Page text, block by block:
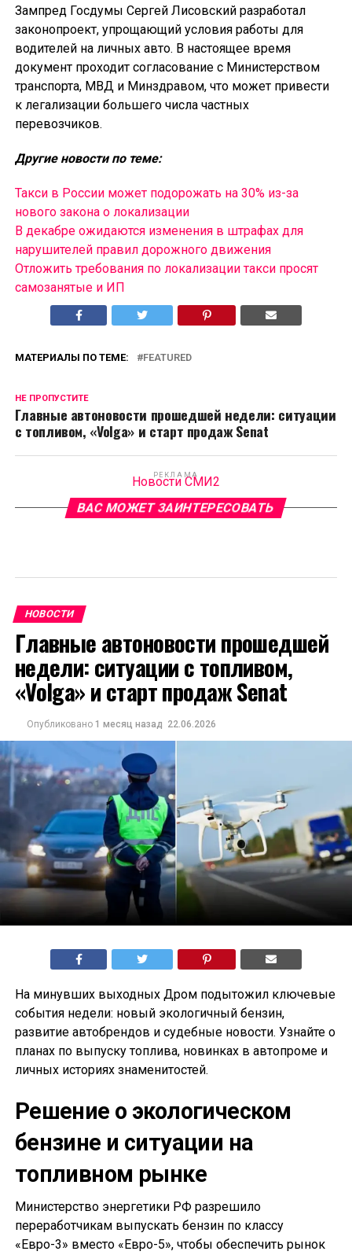
Зампред Госдумы Сергей Лисовский разработал
законопроект, упрощающий условия работы для
водителей на личных авто. В настоящее время
документ проходит согласование с Министерством
транспорта, МВД и Минздравом, что может привести
к легализации большего числа частных
перевозчиков.
Другие новости по теме:
Такси в России может подорожать на 30% из-за
нового закона о локализации
В декабре ожидаются изменения в штрафах для
нарушителей правил дорожного движения
Отложить требования по локализации такси просят
самозанятые и ИП
МАТЕРИАЛЫ ПО ТЕМЕ: FEATURED
НЕ ПРОПУСТИТЕ
Главные автоновости прошедшей недели: ситуации
с топливом, «Volga» и старт продаж Senat
РЕКЛАМА
Новости СМИ2
ВАС МОЖЕТ ЗАИНТЕРЕСОВАТЬ
НОВОСТИ
Главные автоновости прошедшей
недели: ситуации с топливом,
«Volga» и старт продаж Senat
Опубликовано 1 месяц назад 22.06.2026
На минувших выходных Дром подытожил ключевые
события недели: новый экологичный бензин,
развитие автобрендов и судебные новости. Узнайте о
планах по выпуску топлива, новинках в автопроме и
личных историях знаменитостей.
Решение о экологическом
бензине и ситуации на
топливном рынке
Министерство энергетики РФ разрешило
переработчикам выпускать бензин по классу
«Евро-3» вместо «Евро-5», чтобы обеспечить рынок